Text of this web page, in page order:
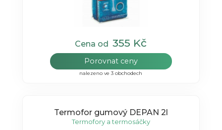
Cena od355 Kč
Porovnat ceny
nalezeno ve 3 obchodech
Termofor gumový DEPAN 2l
Termofory a termosáčky